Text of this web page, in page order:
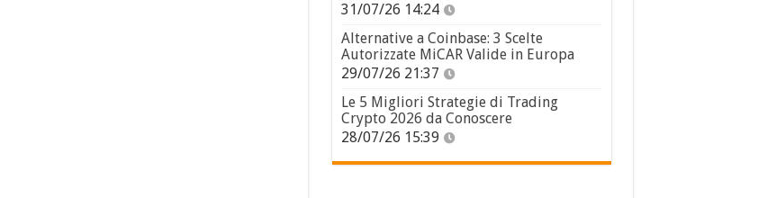
31/07/26 14:24
Alternative a Coinbase: 3 Scelte
Autorizzate MiCAR Valide in Europa
29/07/26 21:37
Le 5 Migliori Strategie di Trading
Crypto 2026 da Conoscere
28/07/26 15:39